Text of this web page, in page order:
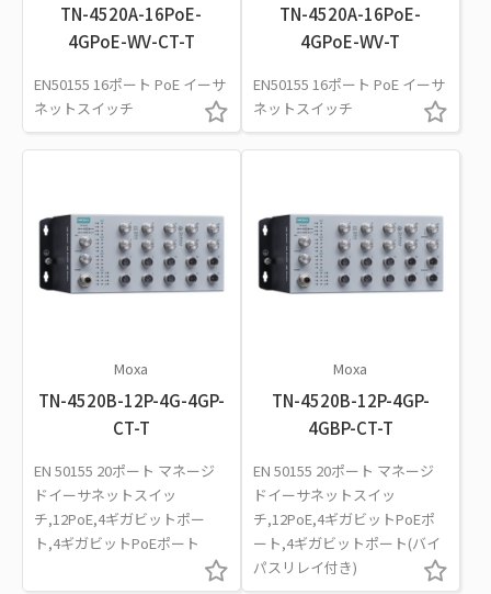
TN-4520A-16PoE-
4GPoE-WV-CT-T
EN50155 16ポート PoE イーサ
ネットスイッチ
TN-4520A-16PoE-
4GPoE-WV-T
EN50155 16ポート PoE イーサ
ネットスイッチ
Moxa
TN-4520B-12P-4G-4GP-
CT-T
EN 50155 20ポート マネージ
ドイーサネットスイッ
チ,12PoE,4ギガビットポー
ト,4ギガビットPoEポート
Moxa
TN-4520B-12P-4GP-
4GBP-CT-T
EN 50155 20ポート マネージ
ドイーサネットスイッ
チ,12PoE,4ギガビットPoEポ
ート,4ギガビットポート(バイ
パスリレイ付き)